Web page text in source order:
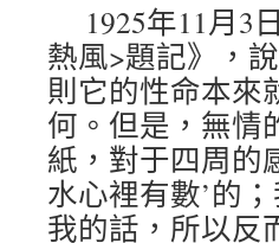
1925年11月3
熱風>題記》，
則它的性命本來
何。但是，無情
紙，對于四周的
水心裡有數’的
我的話，所以反